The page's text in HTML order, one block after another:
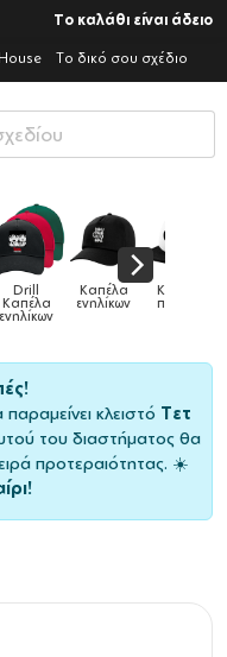
Το καλάθι είναι άδειο
Το δικό σου σχέδιο
Καπέλα
ενηλίκων
Καπέλα
παιδικά
κλειστό Τετ
του διαστήματος θα
προτεραιότητας. ☀️